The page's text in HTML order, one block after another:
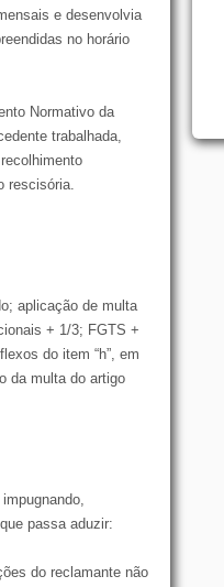
e desenvolvia
no horário
Normativo da
trabalhada,
rescisória.
aplicação de multa
+ 1/3; FGTS +
do item “h”, em
da multa do artigo
passa aduzir:
do reclamante não